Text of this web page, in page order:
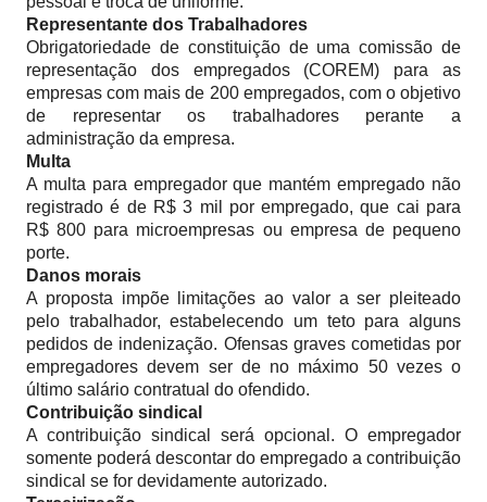
Representante dos Trabalhadores
Obrigatoriedade de constituição de uma comissão de
representação dos empregados (COREM) para as
empresas com mais de 200 empregados, com o objetivo
de representar os trabalhadores perante a
administração da empresa.
Multa
A multa para empregador que mantém empregado não
registrado é de R$ 3 mil por empregado, que cai para
R$ 800 para microempresas ou empresa de pequeno
porte.
Danos morais
A proposta impõe limitações ao valor a ser pleiteado
pelo trabalhador, estabelecendo um teto para alguns
pedidos de indenização. Ofensas graves cometidas por
empregadores devem ser de no máximo 50 vezes o
último salário contratual do ofendido.
Contribuição sindical
A contribuição sindical será opcional. O empregador
somente poderá descontar do empregado a contribuição
sindical se for devidamente autorizado.